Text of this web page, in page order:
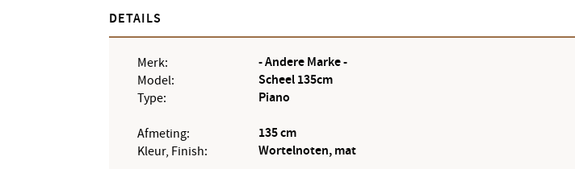
DETAILS
Merk: - Andere Marke -
Model: Scheel 135cm
Type: Piano
Afmeting: 135 cm
Kleur, Finish: Wortelnoten, mat